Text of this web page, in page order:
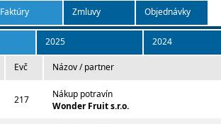
Faktúry Zmluvy Objednávky
2025 2024
Evč Názov / partner
217
Nákup potravín
Wonder Fruit s.r.o.